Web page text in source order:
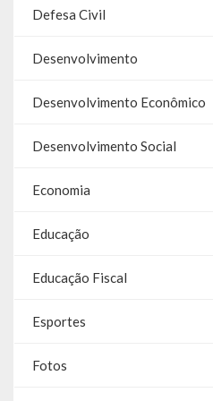
Galeria de Vereadores
Galeria de Fotos
Vídeos
Programas
Publicações
Defesa Civil
Desenvolvimento
Desenvolvimento Econômico
Desenvolvimento Social
Economia
Educação
Educação Fiscal
Esportes
Fotos